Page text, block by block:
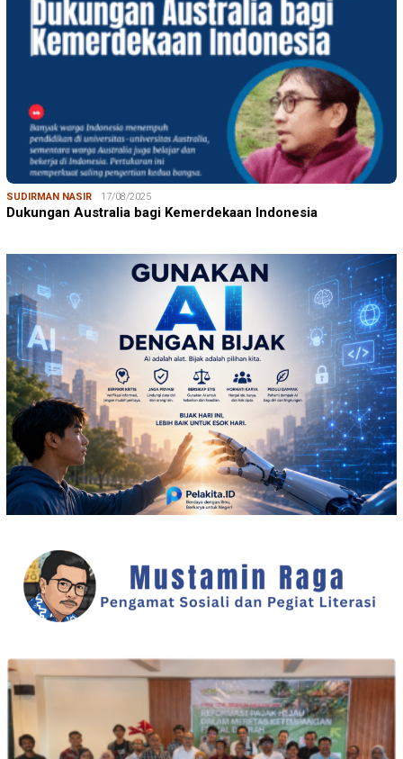
SUDIRMAN NASIR 17/08/2025
Dukungan Australia bagi Kemerdekaan Indonesia